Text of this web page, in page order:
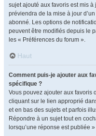
sujet ajouté aux favoris est mis à
préviendra de la mise à jour
abonné. Les options de
peuvent être modifiés depuis le
les « Préférences du forum ».
Haut
Comment puis-je ajouter aux
spécifique ?
Vous pouvez ajouter aux favoris
cliquant sur le lien approprié
et en bas des sujets et parfois
Répondre à un sujet tout en
lorsqu’une réponse est publiée